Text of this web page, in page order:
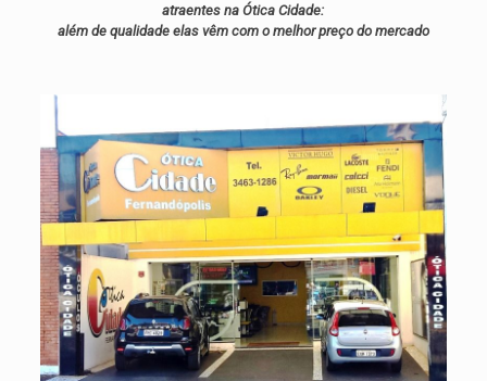
atraentes na Ótica Cidade:
além de qualidade elas vêm com o melhor preço do mercado